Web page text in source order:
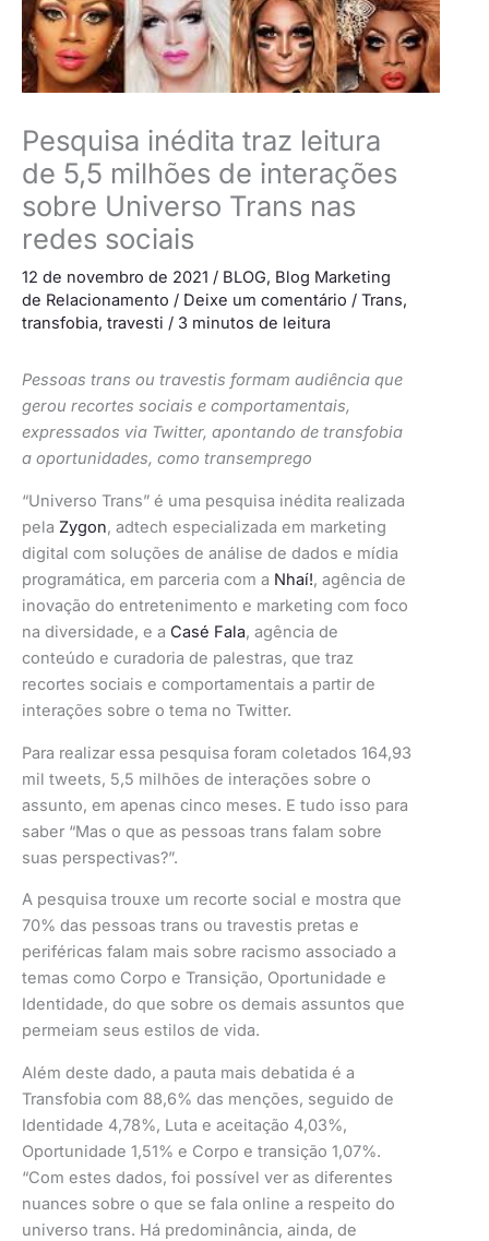
Pesquisa inédita traz leitura
de 5,5 milhões de interações
sobre Universo Trans nas
redes sociais
12 de novembro de 2021 / BLOG, Blog Marketing
de Relacionamento / Deixe um comentário / Trans,
transfobia, travesti / 3 minutos de leitura
Pessoas trans ou travestis formam audiência que
gerou recortes sociais e comportamentais,
expressados via Twitter, apontando de transfobia
a oportunidades, como transemprego
“Universo Trans” é uma pesquisa inédita realizada
pela Zygon, adtech especializada em marketing
digital com soluções de análise de dados e mídia
programática, em parceria com a Nhaí!, agência de
inovação do entretenimento e marketing com foco
na diversidade, e a Casé Fala, agência de
conteúdo e curadoria de palestras, que traz
recortes sociais e comportamentais a partir de
interações sobre o tema no Twitter.
Para realizar essa pesquisa foram coletados 164,93
mil tweets, 5,5 milhões de interações sobre o
assunto, em apenas cinco meses. E tudo isso para
saber “Mas o que as pessoas trans falam sobre
suas perspectivas?”.
A pesquisa trouxe um recorte social e mostra que
70% das pessoas trans ou travestis pretas e
periféricas falam mais sobre racismo associado a
temas como Corpo e Transição, Oportunidade e
Identidade, do que sobre os demais assuntos que
permeiam seus estilos de vida.
Além deste dado, a pauta mais debatida é a
Transfobia com 88,6% das menções, seguido de
Identidade 4,78%, Luta e aceitação 4,03%,
Oportunidade 1,51% e Corpo e transição 1,07%.
“Com estes dados, foi possível ver as diferentes
nuances sobre o que se fala online a respeito do
universo trans. Há predominância, ainda, de